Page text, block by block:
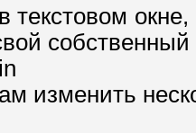
собственный
изменить